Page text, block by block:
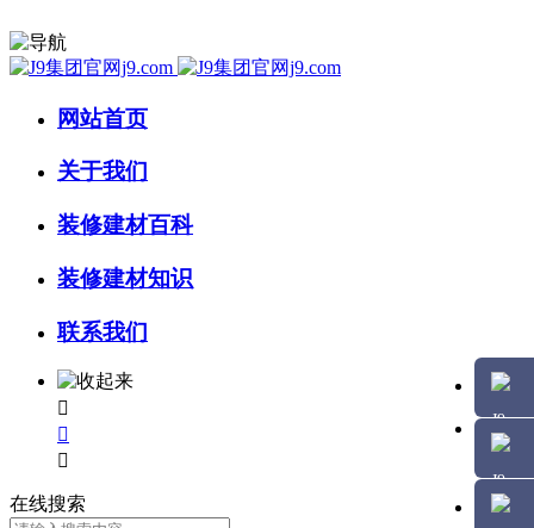
网站首页
关于我们
装修建材百科
装修建材知识
联系我们



在线搜索